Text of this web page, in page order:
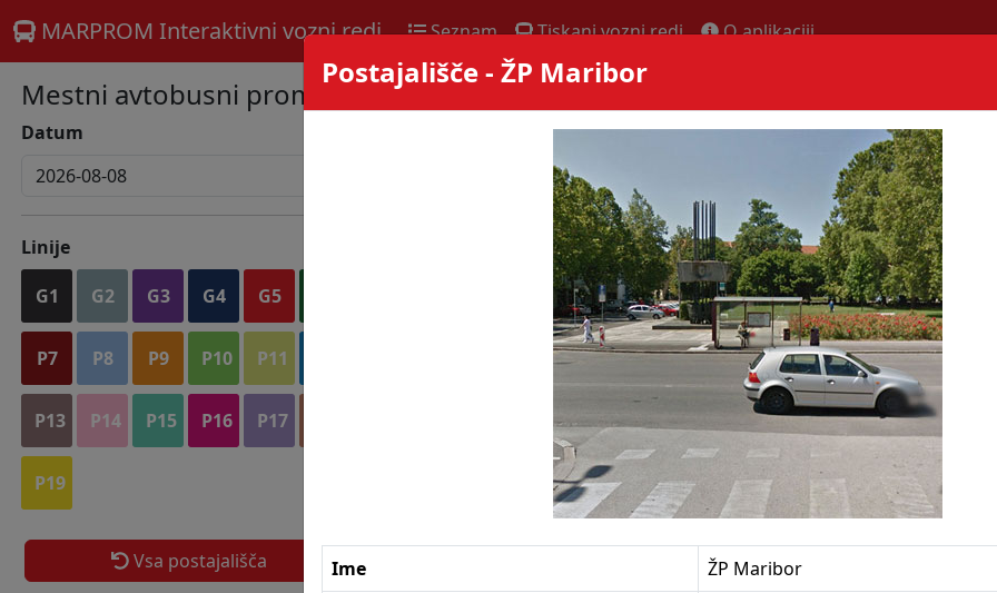
MARPROM Interaktivni vozni redi Seznam Tiskani vozni redi O aplikaciji
Mestni avtobusni promet
Datum
Linije
G1
G2 G3 G4 G5
P7 P8 P9 P10 P11
P13 P14 P15 P16 P17
P19
Vsa postajališča
Postajališče - ŽP Maribor
Ime
ŽP Maribor